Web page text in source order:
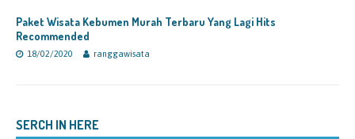
Paket Wisata Kebumen Murah Terbaru Yang Lagi Hits
Recommended
18/02/2020 ranggawisata
SERCH IN HERE